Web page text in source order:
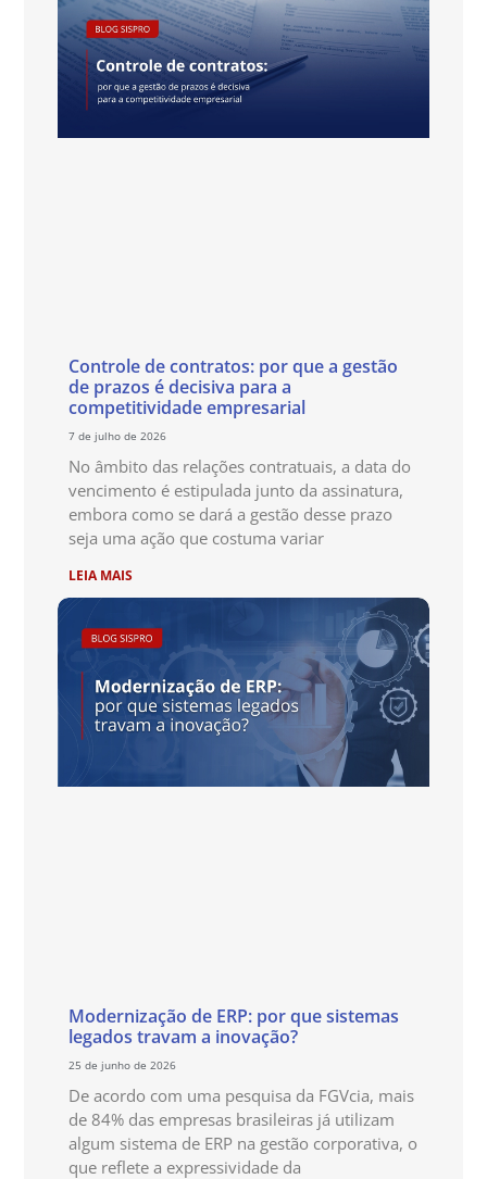
Controle de contratos: por que a gestão
de prazos é decisiva para a
competitividade empresarial
7 de julho de 2026
No âmbito das relações contratuais, a data do
vencimento é estipulada junto da assinatura,
embora como se dará a gestão desse prazo
seja uma ação que costuma variar
LEIA MAIS
Modernização de ERP: por que sistemas
legados travam a inovação?
25 de junho de 2026
De acordo com uma pesquisa da FGVcia, mais
de 84% das empresas brasileiras já utilizam
algum sistema de ERP na gestão corporativa, o
que reflete a expressividade da